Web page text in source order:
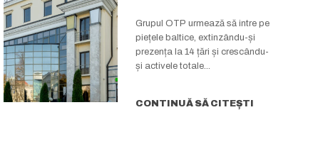
Grupul OTP urmează să intre pe
piețele baltice, extinzându-și
prezența la 14 țări și crescându-
și activele totale...
CONTINUĂ SĂ CITEȘTI